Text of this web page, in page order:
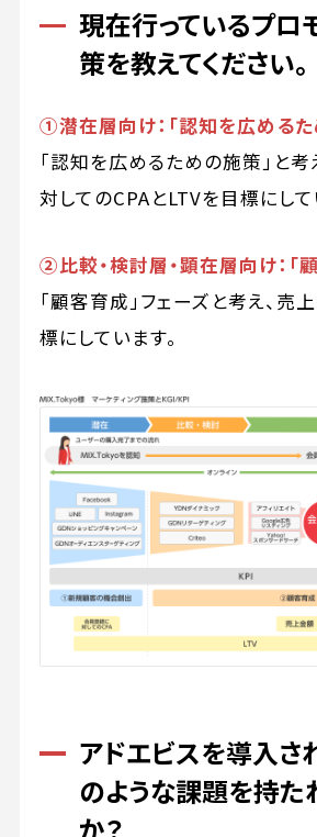
現在行っているプロ
策を教えてください。
①潜在層向け：「認知を広めるた
「認知を広めるための施策」と考
対してのCPAとLTVを目標にして
②比較・検討層・顕在層向け：「
「顧客育成」フェーズと考え、売
標にしています。
アドエビスを導入さ
のような課題を持た
か？